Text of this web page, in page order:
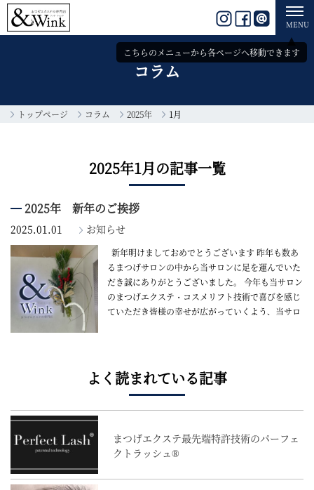
Instagramfacebook
line
コラム
トップページ コラム 2025年 1月
2025年1月の記事一覧
2025年 新年のご挨拶
2025.01.01 お知らせ
新年明けましておめでとうございます 昨年も数あ
るまつげサロンの中から当サロンに足を運んでいた
だき誠にありがとうございました。 今年も当サロン
のまつげエクステ・コスメリフト技術で喜びを感じ
ていただき皆様の幸せが広がっていくよう、当サロ
きを読む
よく読まれている記事
まつげエクステ最先端特許技術のパーフェ
クトラッシュ®
MENU
こちらのメニューから各ページへ移動できます